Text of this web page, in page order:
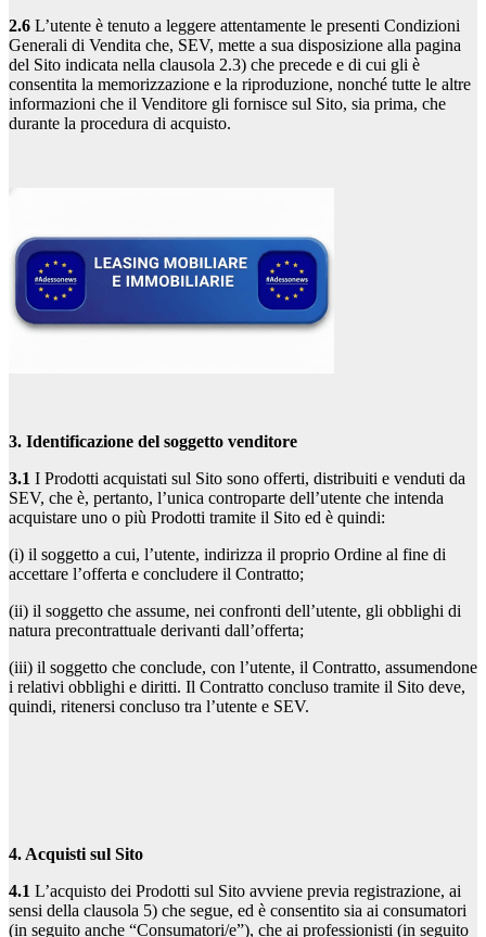
2.6 L’utente è tenuto a leggere attentamente le presenti Condizioni
Generali di Vendita che, SEV, mette a sua disposizione alla pagina
del Sito indicata nella clausola 2.3) che precede e di cui gli è
consentita la memorizzazione e la riproduzione, nonché tutte le altre
informazioni che il Venditore gli fornisce sul Sito, sia prima, che
durante la procedura di acquisto.
3. Identificazione del soggetto venditore
3.1 I Prodotti acquistati sul Sito sono offerti, distribuiti e venduti da
SEV, che è, pertanto, l’unica controparte dell’utente che intenda
acquistare uno o più Prodotti tramite il Sito ed è quindi:
(i) il soggetto a cui, l’utente, indirizza il proprio Ordine al fine di
accettare l’offerta e concludere il Contratto;
(ii) il soggetto che assume, nei confronti dell’utente, gli obblighi di
natura precontrattuale derivanti dall’offerta;
(iii) il soggetto che conclude, con l’utente, il Contratto, assumendone
i relativi obblighi e diritti. Il Contratto concluso tramite il Sito deve,
quindi, ritenersi concluso tra l’utente e SEV.
4. Acquisti sul Sito
4.1 L’acquisto dei Prodotti sul Sito avviene previa registrazione, ai
sensi della clausola 5) che segue, ed è consentito sia ai consumatori
(in seguito anche “Consumatori/e”), che ai professionisti (in seguito